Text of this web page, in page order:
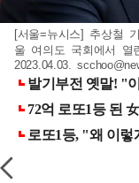
[서울=뉴시스] 추상철
울 여의도 국회에서 열
2023.04.03.